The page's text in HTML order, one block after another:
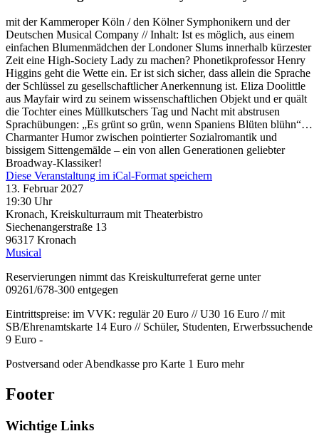
mit der Kammeroper Köln / den Kölner Symphonikern und der
Deutschen Musical Company // Inhalt: Ist es möglich, aus einem
einfachen Blumenmädchen der Londoner Slums innerhalb kürzester
Zeit eine High-Society Lady zu machen? Phonetikprofessor Henry
Higgins geht die Wette ein. Er ist sich sicher, dass allein die Sprache
der Schlüssel zu gesellschaftlicher Anerkennung ist. Eliza Doolittle
aus Mayfair wird zu seinem wissenschaftlichen Objekt und er quält
die Tochter eines Müllkutschers Tag und Nacht mit abstrusen
Sprachübungen: „Es grünt so grün, wenn Spaniens Blüten blühn“…
Charmanter Humor zwischen pointierter Sozialromantik und
bissigem Sittengemälde – ein von allen Generationen geliebter
Broadway-Klassiker!
Diese Veranstaltung im iCal-Format speichern
13. Februar 2027
19:30 Uhr
Kronach, Kreiskulturraum mit Theaterbistro
Siechenangerstraße 13
96317 Kronach
Musical
Reservierungen nimmt das Kreiskulturreferat gerne unter
09261/678-300 entgegen
Eintrittspreise: im VVK: regulär 20 Euro // U30 16 Euro // mit
SB/Ehrenamtskarte 14 Euro // Schüler, Studenten, Erwerbssuchende
9 Euro -
Postversand oder Abendkasse pro Karte 1 Euro mehr
Footer
Wichtige Links